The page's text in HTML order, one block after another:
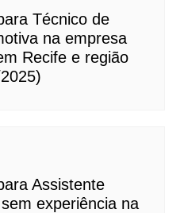
Técnico de
na empresa
Recife e região
Assistente
experiência na